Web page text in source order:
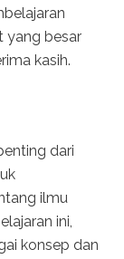
yang besar
kasih.
dari
ilmu
ini,
konsep dan